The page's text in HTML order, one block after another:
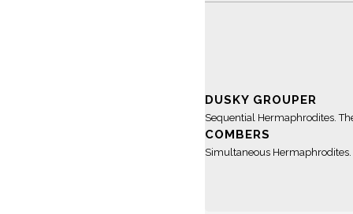
DUSKY GROUPER
Sequential Hermaphrodites.
COMBERS
Simultaneous